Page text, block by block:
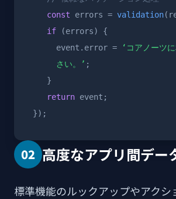
const errors = validation
if (errors) {
event.error =
‘コアノーツ
さい。’ ;
}
return event;
});
02 高度なアプリ間デー
標準機能のルックアップやアクシ